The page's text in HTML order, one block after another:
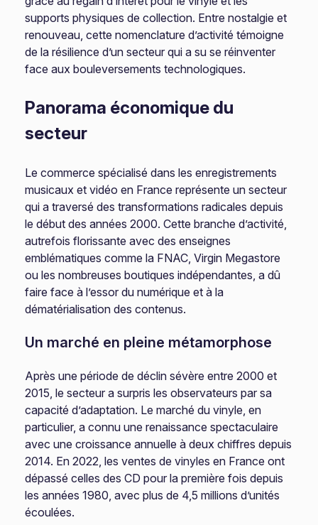
supports physiques de collection. Entre nostalgie et
renouveau, cette nomenclature d’activité témoigne
de la résilience d’un secteur qui a su se réinventer
face aux bouleversements technologiques.
Panorama économique du
secteur
Le commerce spécialisé dans les enregistrements
musicaux et vidéo en France représente un secteur
qui a traversé des transformations radicales depuis
le début des années 2000. Cette branche d’activité,
autrefois florissante avec des enseignes
emblématiques comme la FNAC, Virgin Megastore
ou les nombreuses boutiques indépendantes, a dû
faire face à l’essor du numérique et à la
dématérialisation des contenus.
Un marché en pleine métamorphose
Après une période de déclin sévère entre 2000 et
2015, le secteur a surpris les observateurs par sa
capacité d’adaptation. Le marché du vinyle, en
particulier, a connu une renaissance spectaculaire
avec une croissance annuelle à deux chiffres depuis
2014. En 2022, les ventes de vinyles en France ont
dépassé celles des CD pour la première fois depuis
les années 1980, avec plus de 4,5 millions d’unités
écoulées.